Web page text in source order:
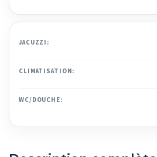
JACUZZI:
CLIMATISATION:
WC/DOUCHE: